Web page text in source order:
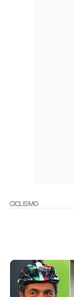
CICLISMO